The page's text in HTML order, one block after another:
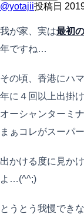
@yotajii投稿日
我が家、実は最初
年ですね…
その頃、香港にハ
年に４回以上出掛
オーシャンターミ
まぁコレがスーパ
出かける度に見か
よ…(^^;)
とうとう我慢でき